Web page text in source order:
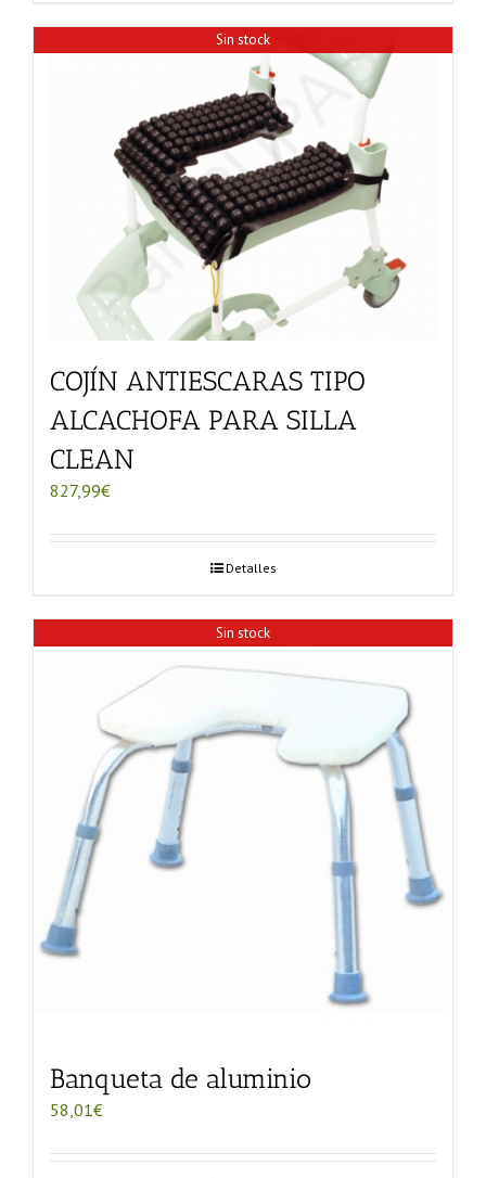
Sin stock
COJÍN ANTIESCARAS TIPO
ALCACHOFA PARA SILLA
CLEAN
827,99€
Detalles
Sin stock
Banqueta de aluminio
58,01€